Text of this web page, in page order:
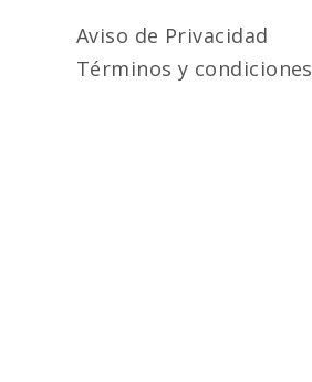
Aviso de Privacidad
Términos y condiciones